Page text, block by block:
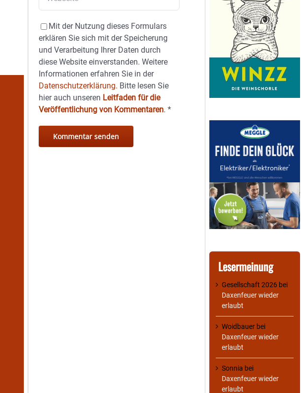
Mit der Nutzung dieses Formulars
erklären Sie sich mit der Speicherung
und Verarbeitung Ihrer Daten durch
diese Website einverstanden. Weitere
Informationen erfahren Sie in der
Datenschutzerklärung. Bitte lesen Sie
hier auch unseren Leitfaden für die
Veröffentlichung von Kommentaren.*
Lesermeinung
Gesellschaft 2026 bei
Daxenfeuer wieder
erlaubt
Woidbauer bei
Daxenfeuer wieder
erlaubt
Sonnia bei
Daxenfeuer wieder
erlaubt